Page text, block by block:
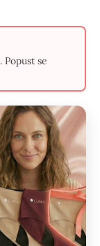
Popust se